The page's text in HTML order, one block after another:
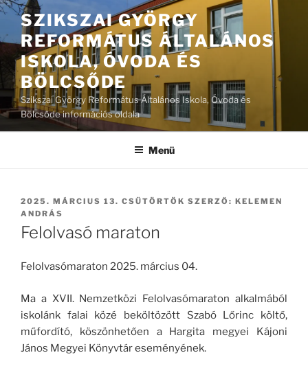
Tartalomhoz
SZIKSZAI GYÖRGY
REFORMÁTUS ÁLTALÁNOS
ISKOLA, ÓVODA ÉS
BÖLCSŐDE
Szikszai György Református Általános Iskola, Óvoda és
Bölcsőde információs oldala
Menü
BEKÜLDVE:
2025. MÁRCIUS 13. CSÜTÖRTÖK SZERZŐ: KELEMEN
ANDRÁS
Felolvasó maraton
Felolvasómaraton 2025. március 04.
Ma a XVII. Nemzetközi Felolvasómaraton alkalmából
iskolánk falai közé beköltözött Szabó Lőrinc költő,
műfordító, köszönhetően a Hargita megyei Kájoni
János Megyei Könyvtár eseményének.